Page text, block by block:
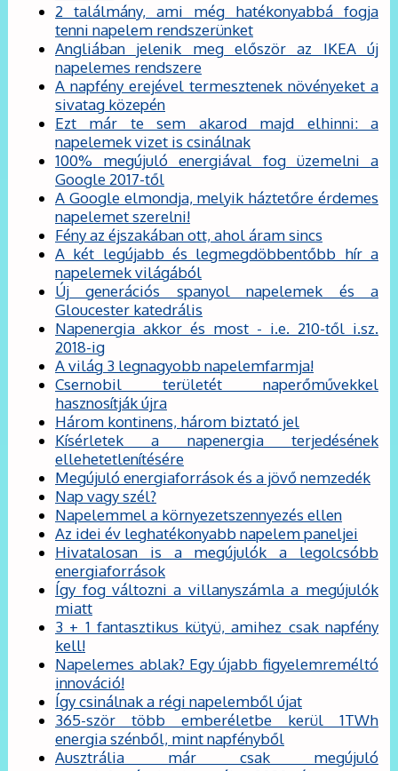
2 találmány, ami még hatékonyabbá fogja
tenni napelem rendszerünket
Angliában jelenik meg először az IKEA új
napelemes rendszere
A napfény erejével termesztenek növényeket a
sivatag közepén
Ezt már te sem akarod majd elhinni: a
napelemek vizet is csinálnak
100% megújuló energiával fog üzemelni a
Google 2017-től
A Google elmondja, melyik háztetőre érdemes
napelemet szerelni!
Fény az éjszakában ott, ahol áram sincs
A két legújabb és legmegdöbbentőbb hír a
napelemek világából
Új generációs spanyol napelemek és a
Gloucester katedrális
Napenergia akkor és most - i.e. 210-től i.sz.
2018-ig
A világ 3 legnagyobb napelemfarmja!
Csernobil területét naperőművekkel
hasznosítják újra
Három kontinens, három biztató jel
Kísérletek a napenergia terjedésének
ellehetetlenítésére
Megújuló energiaforrások és a jövő nemzedék
Nap vagy szél?
Napelemmel a környezetszennyezés ellen
Az idei év leghatékonyabb napelem paneljei
Hivatalosan is a megújulók a legolcsóbb
energiaforrások
Így fog változni a villanyszámla a megújulók
miatt
3 + 1 fantasztikus kütyü, amihez csak napfény
kell!
Napelemes ablak? Egy újabb figyelemreméltó
innováció!
Így csinálnak a régi napelemből újat
365-ször több emberéletbe kerül 1TWh
energia szénből, mint napfényből
Ausztrália már csak megújuló